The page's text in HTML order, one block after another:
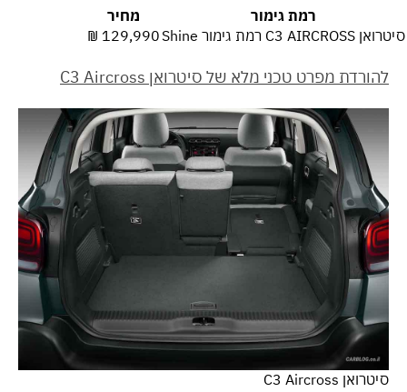
רמת גימור
מחיר
סיטרואן C3 AIRCROSS רמת גימור Shine
129,990 ₪
להורדת מפרט טכני מלא של סיטרואן C3 Aircross
סיטרואן C3 Aircross